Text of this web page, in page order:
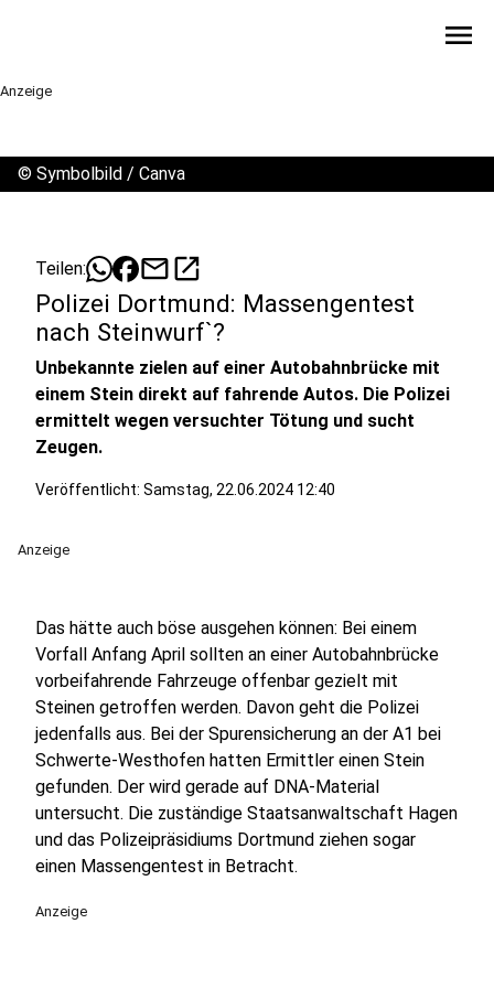
menu
Anzeige
© Symbolbild / Canva
Teilen: mailopen_in_new
Polizei Dortmund: Massengentest
nach Steinwurf`?
Unbekannte zielen auf einer Autobahnbrücke mit
einem Stein direkt auf fahrende Autos. Die Polizei
ermittelt wegen versuchter Tötung und sucht
Zeugen.
Veröffentlicht: Samstag, 22.06.2024 12:40
Anzeige
Das hätte auch böse ausgehen können: Bei einem
Vorfall Anfang April sollten an einer Autobahnbrücke
vorbeifahrende Fahrzeuge offenbar gezielt mit
Steinen getroffen werden. Davon geht die Polizei
jedenfalls aus. Bei der Spurensicherung an der A1 bei
Schwerte-Westhofen hatten Ermittler einen Stein
gefunden. Der wird gerade auf DNA-Material
untersucht. Die zuständige Staatsanwaltschaft Hagen
und das Polizeipräsidiums Dortmund ziehen sogar
einen Massengentest in Betracht.
Anzeige